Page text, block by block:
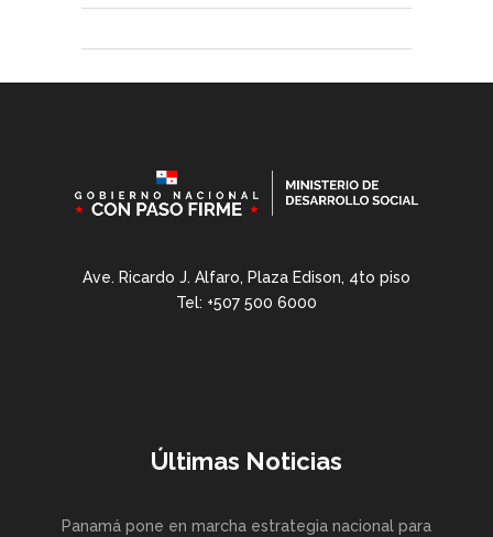
Ave. Ricardo J. Alfaro, Plaza Edison, 4to piso
Tel: +507 500 6000
Últimas Noticias
Panamá pone en marcha estrategia nacional para